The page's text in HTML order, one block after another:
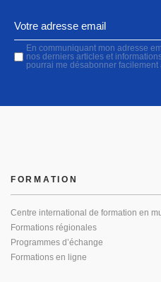
En communiquant mon adresse
nos derniers articles et
pourrai me désabonner facilement
FORMATION
Centre international de formation en
Formations régionales
Programmes d’échange
Formations en ligne